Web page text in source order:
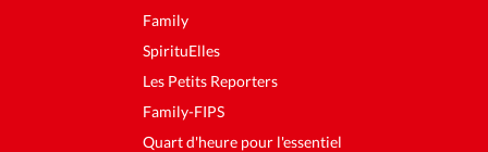
Family
SpirituElles
Les Petits Reporters
Family-FIPS
Quart d'heure pour l'essentiel